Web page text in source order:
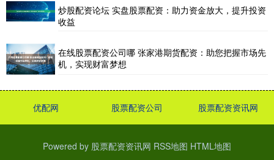
炒股配资论坛 实盘股票配资：助力资金放大，提升投资
收益
在线股票配资公司哪 张家港期货配资：助您把握市场先
机，实现财富梦想
优配网 股票配资公司 股票配资资讯网
Powered by 股票配资资讯网 RSS地图 HTML地图